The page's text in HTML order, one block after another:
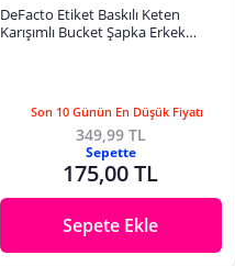
DeFacto Etiket Baskılı Keten
Karışımlı Bucket Şapka Erkek
Son 10 Günün En Düşük Fiyatı
349,99 TL
Sepette
175,00 TL
Sepete Ekle